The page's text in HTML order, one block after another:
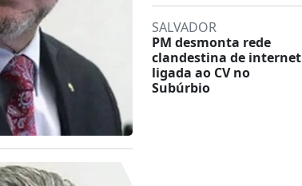
SALVADOR
PM desmonta rede
clandestina de internet
ligada ao CV no
Subúrbio